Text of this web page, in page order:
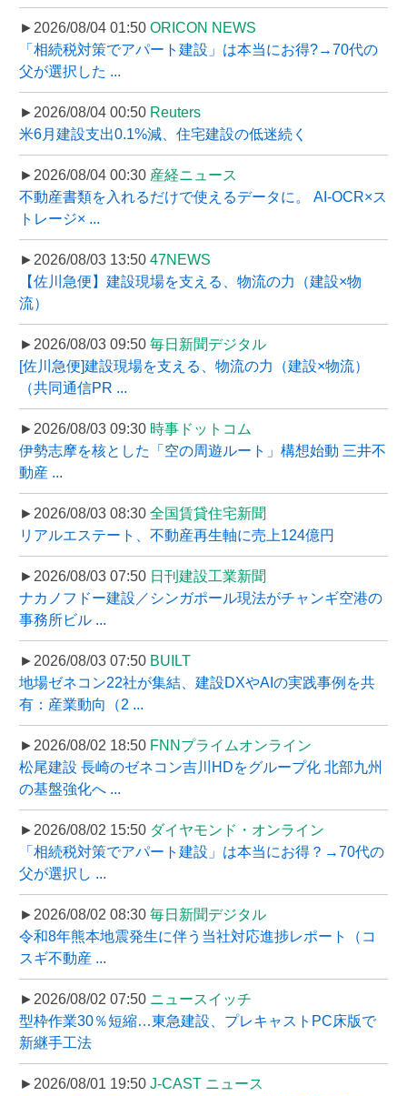
►2026/08/04 01:50 ORICON NEWS
「相続税対策でアパート建設」は本当にお得?→70代の
父が選択した ...
►2026/08/04 00:50 Reuters
米6月建設支出0.1%減、住宅建設の低迷続く
►2026/08/04 00:30 産経ニュース
不動産書類を入れるだけで使えるデータに。 AI-OCR×ス
トレージ× ...
►2026/08/03 13:50 47NEWS
【佐川急便】建設現場を支える、物流の力（建設×物
流）
►2026/08/03 09:50 毎日新聞デジタル
[佐川急便]建設現場を支える、物流の力（建設×物流）
（共同通信PR ...
►2026/08/03 09:30 時事ドットコム
伊勢志摩を核とした「空の周遊ルート」構想始動 三井不
動産 ...
►2026/08/03 08:30 全国賃貸住宅新聞
リアルエステート、不動産再生軸に売上124億円
►2026/08/03 07:50 日刊建設工業新聞
ナカノフドー建設／シンガポール現法がチャンギ空港の
事務所ビル ...
►2026/08/03 07:50 BUILT
地場ゼネコン22社が集結、建設DXやAIの実践事例を共
有：産業動向（2 ...
►2026/08/02 18:50 FNNプライムオンライン
松尾建設 長崎のゼネコン吉川HDをグループ化 北部九州
の基盤強化へ ...
►2026/08/02 15:50 ダイヤモンド・オンライン
「相続税対策でアパート建設」は本当にお得？→70代の
父が選択し ...
►2026/08/02 08:30 毎日新聞デジタル
令和8年熊本地震発生に伴う当社対応進捗レポート（コ
スギ不動産 ...
►2026/08/02 07:50 ニュースイッチ
型枠作業30％短縮…東急建設、プレキャストPC床版で
新継手工法
►2026/08/01 19:50 J-CAST ニュース